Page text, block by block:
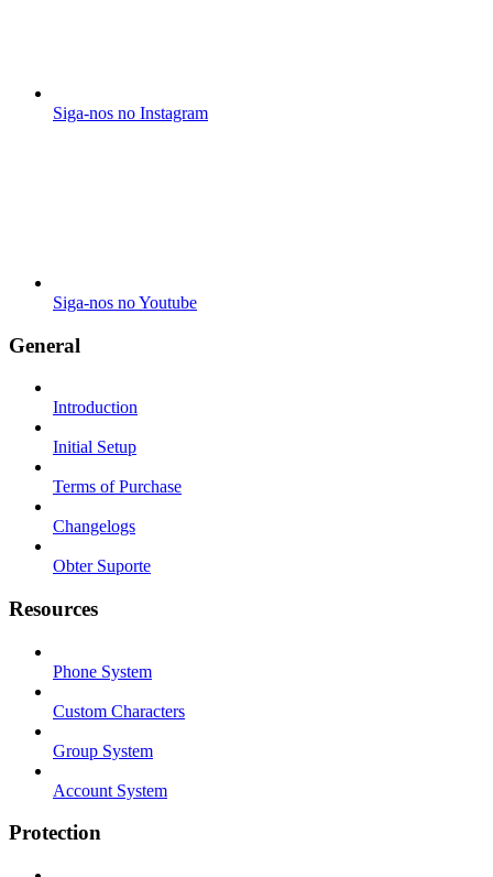
Siga-nos no Instagram
Siga-nos no Youtube
General
Introduction
Initial Setup
Terms of Purchase
Changelogs
Obter Suporte
Resources
Phone System
Custom Characters
Group System
Account System
Protection